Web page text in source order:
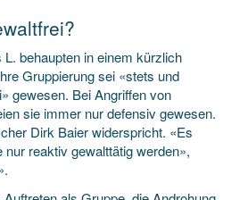
L. behaupten in einem kürzlich
Gruppierung sei «stets und
gewesen. Bei Angriffen von
sie immer nur defensiv gewesen.
Dirk Baier widerspricht. «Es
reaktiv gewalttätig werden»,